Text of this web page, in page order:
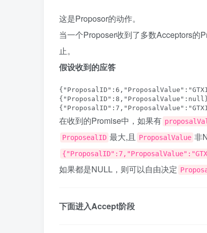
这是Proposor的动作。
当一个Proposer收到了多数Acceptors的
止。
假设收到的应答
在收到的Promise中，如果有
ProposealID 最大,且 ProposalValue 非
如果都是NULL，则可以自由决定
下面进入Accept阶段